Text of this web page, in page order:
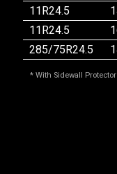
11R24.5
11R24.5
285/75R24.5
* With Sidewall Protector